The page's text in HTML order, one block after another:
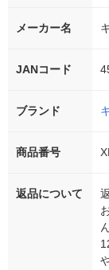
メーカー名
JANコード
ブランド
商品番号
返品について